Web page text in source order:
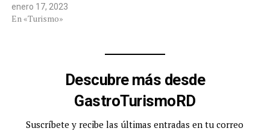
enero 17, 2023
En «Turismo»
Descubre más desde
GastroTurismoRD
Suscríbete y recibe las últimas entradas en tu correo